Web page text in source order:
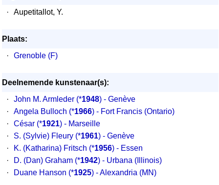
·
Aupetitallot, Y.
Plaats:
·
Grenoble (F)
Deelnemende kunstenaar(s):
·
John M. Armleder (*1948) - Genève
·
Angela Bulloch (*1966) - Fort Francis (Ontario)
·
César (*1921) - Marseille
·
S. (Sylvie) Fleury (*1961) - Genève
·
K. (Katharina) Fritsch (*1956) - Essen
·
D. (Dan) Graham (*1942) - Urbana (Illinois)
·
Duane Hanson (*1925) - Alexandria (MN)